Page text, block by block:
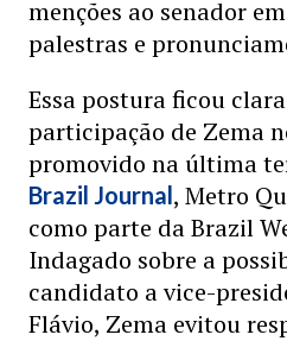
menções ao senador
palestras e
Essa postura ficou
participação de Zema
promovido na última
Brazil Journal, Metro
como parte da Brazil
Indagado sobre a
candidato a vice-
Flávio, Zema evitou